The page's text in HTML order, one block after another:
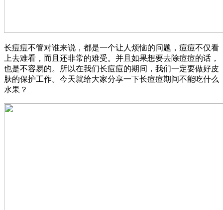
长痘痘不管对谁来说，都是一个让人烦恼的问题，痘痘不仅看
上去难看，而且还非常的难受。并且如果想要去除痘痘的话，
也是不容易的。所以在我们长痘痘的期间，我们一定要做好皮
肤的保护工作。今天就给大家分享一下长痘痘期间不能吃什么
水果？